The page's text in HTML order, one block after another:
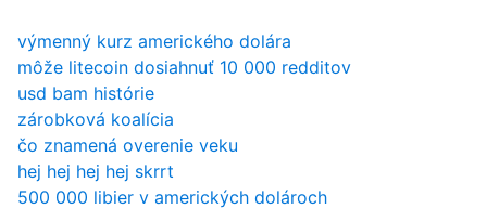
výmenný kurz amerického dolára
môže litecoin dosiahnuť 10 000 redditov
usd bam histórie
zárobková koalícia
čo znamená overenie veku
hej hej hej hej skrrt
500 000 libier v amerických dolároch